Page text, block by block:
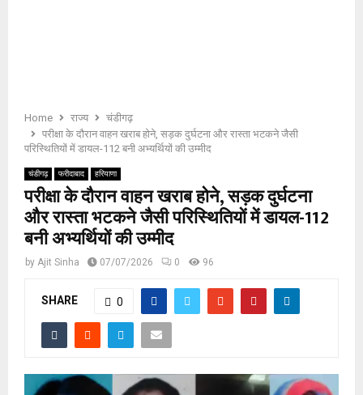
Home राज्य
चंडीगढ़
परीक्षा के दौरान वाहन खराब होने, सड़क दुर्घटना और रास्ता भटकने जैसी
परिस्थितियों में डायल-112 बनी अभ्यर्थियों की उम्मीद
चंडीगढ़ फरीदाबाद हरियाणा
परीक्षा के दौरान वाहन खराब होने, सड़क दुर्घटना
और रास्ता भटकने जैसी परिस्थितियों में डायल-112
बनी अभ्यर्थियों की उम्मीद
by Ajit Sinha 07/07/2026 0 96
SHARE 0